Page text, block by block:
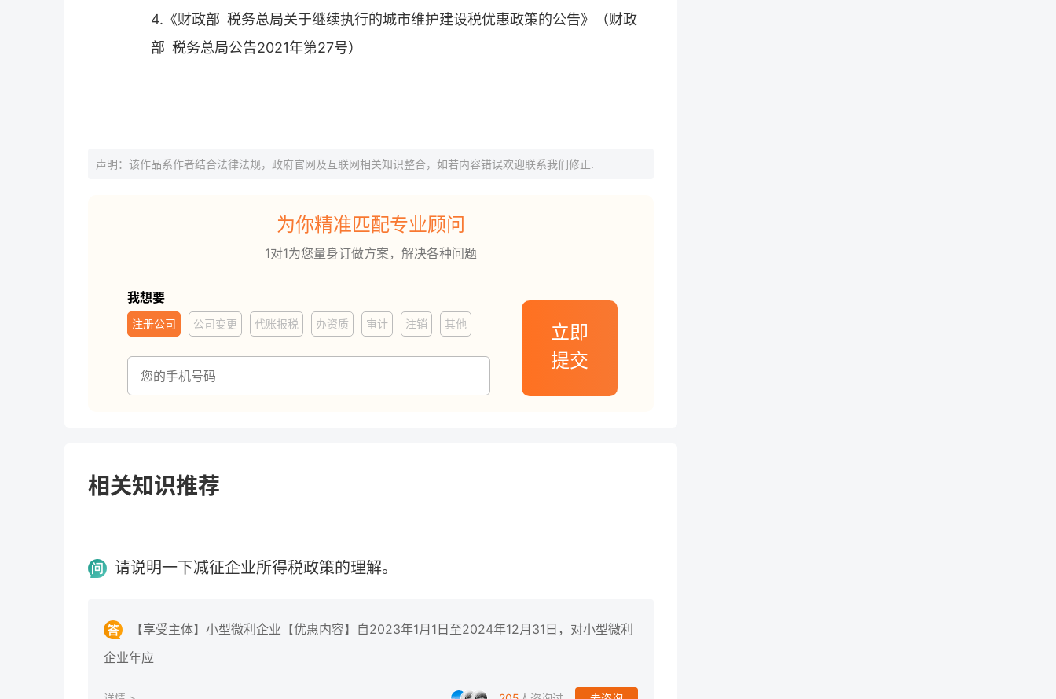
4.《财政部 税务总局关于继续执行的城市维护建设税优惠政策的公告》（财政
部 税务总局公告2021年第27号）
声明：该作品系作者结合法律法规，政府官网及互联网相关知识整合，如若内容错误欢迎联系我们修正.
为你精准匹配专业顾问
1对1为您量身订做方案，解决各种问题
我想要
注册公司 公司变更 代账报税 办资质 审计 注销 其他
立即
提交
相关知识推荐
请说明一下减征企业所得税政策的理解。
【享受主体】小型微利企业【优惠内容】自2023年1月1日至2024年12月31日，对小型微利
企业年应